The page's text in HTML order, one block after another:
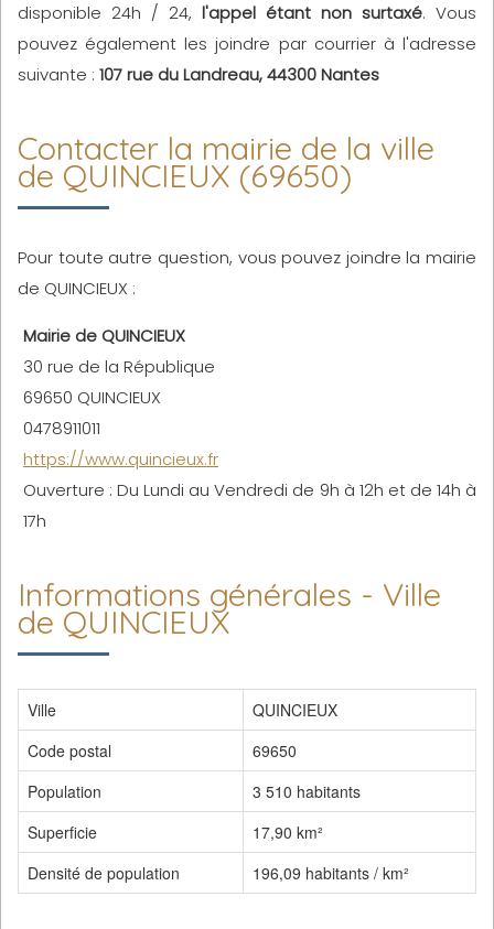
disponible 24h / 24, l'appel étant non surtaxé. Vous
pouvez également les joindre par courrier à l'adresse
suivante : 107 rue du Landreau, 44300 Nantes
Contacter la mairie de la ville
de QUINCIEUX (69650)
Pour toute autre question, vous pouvez joindre la mairie
de QUINCIEUX :
Mairie de QUINCIEUX
30 rue de la République
69650 QUINCIEUX
0478911011
https://www.quincieux.fr
Ouverture : Du Lundi au Vendredi de 9h à 12h et de 14h à
17h
Informations générales - Ville
de QUINCIEUX
Ville
QUINCIEUX
Code postal
69650
Population
3 510 habitants
Superficie
17,90 km²
Densité de population
196,09 habitants / km²